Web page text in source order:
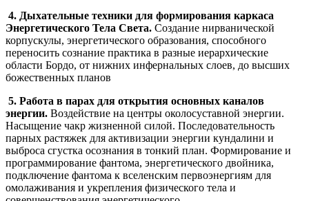
4. Дыхательные техники для формирования каркаса
Энергетического Тела Света. Создание нирванической
корпускулы, энергетического образования, способного
переносить сознание практика в разные иерархические
области Бордо, от нижних инфернальных слоев, до высших
божественных планов
5. Работа в парах для открытия основных каналов
энергии. Воздействие на центры околосуставной энергии.
Насыщение чакр жизненной силой. Последовательность
парных растяжек для активизации энергии кундалини и
выброса сгустка осознания в тонкий план. Формирование и
программирование фантома, энергетического двойника,
подключение фантома к вселенским первоэнергиям для
омолаживания и укрепления физического тела и